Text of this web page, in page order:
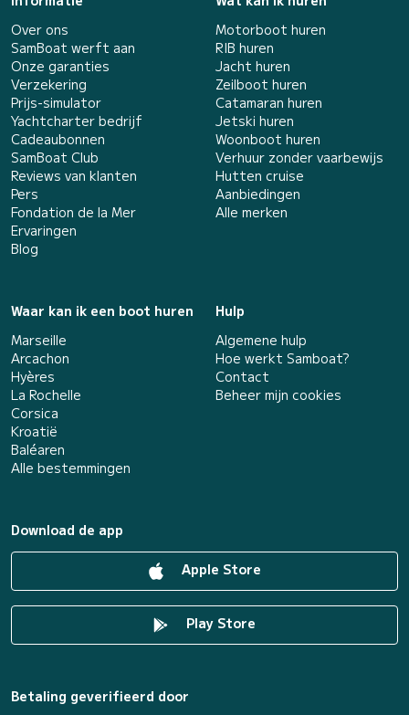
Over ons
SamBoat werft aan
Onze garanties
Verzekering
Prijs-simulator
Yachtcharter bedrijf
Cadeaubonnen
SamBoat Club
Reviews van klanten
Pers
Fondation de la Mer
Ervaringen
Blog
Motorboot huren
RIB huren
Jacht huren
Zeilboot huren
Catamaran huren
Jetski huren
Woonboot huren
Verhuur zonder vaarbewijs
Hutten cruise
Aanbiedingen
Alle merken
Waar kan ik een boot huren
Marseille
Arcachon
Hyères
La Rochelle
Corsica
Kroatië
Baléaren
Alle bestemmingen
Hulp
Algemene hulp
Hoe werkt Samboat?
Contact
Beheer mijn cookies
Download de app
Apple Store
Play Store
Betaling geverifieerd door